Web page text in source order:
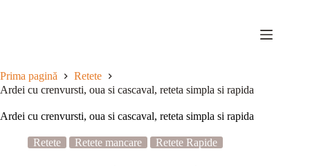
Prima pagină
Retete
Ardei cu crenvursti, oua si cascaval, reteta simpla si rapida
Ardei cu crenvursti, oua si cascaval, reteta simpla si rapida
Retete Retete mancare Retete Rapide